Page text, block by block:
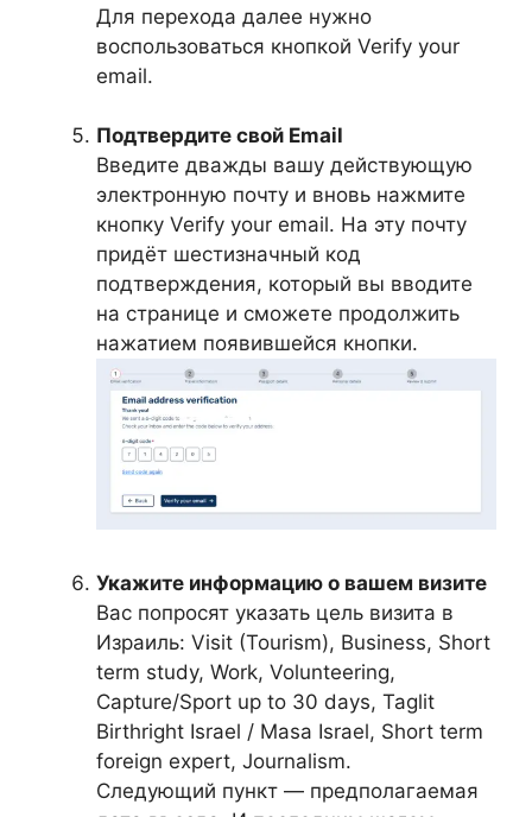
Для перехода далее нужно
воспользоваться кнопкой Verify your
email.
Подтвердите свой Email
Введите дважды вашу действующую
электронную почту и вновь нажмите
кнопку Verify your email. На эту почту
придёт шестизначный код
подтверждения, который вы вводите
на странице и сможете продолжить
нажатием появившейся кнопки.
Укажите информацию о вашем визите
Вас попросят указать цель визита в
Израиль: Visit (Tourism), Business, Short
term study, Work, Volunteering,
Capture/Sport up to 30 days, Taglit
Birthright Israel / Masa Israel, Short term
foreign expert, Journalism.
Следующий пункт — предполагаемая